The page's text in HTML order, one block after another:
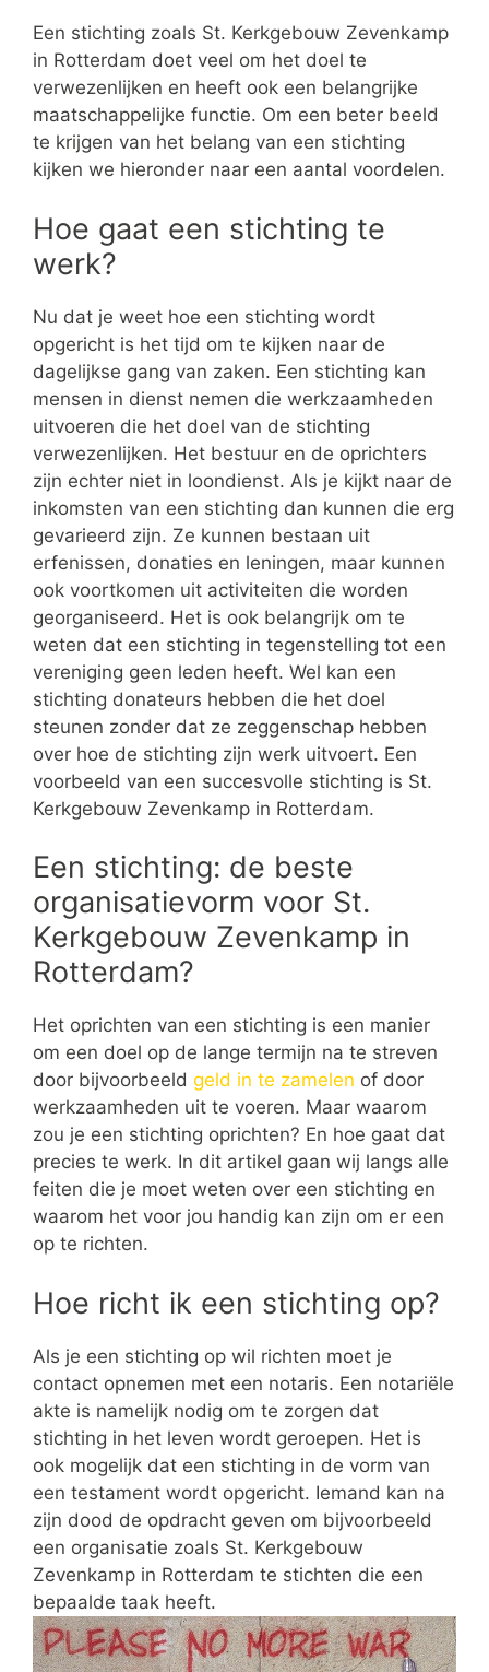
Een stichting zoals St. Kerkgebouw Zevenkamp
in Rotterdam doet veel om het doel te
verwezenlijken en heeft ook een belangrijke
maatschappelijke functie. Om een beter beeld
te krijgen van het belang van een stichting
kijken we hieronder naar een aantal voordelen.
Hoe gaat een stichting te
werk?
Nu dat je weet hoe een stichting wordt
opgericht is het tijd om te kijken naar de
dagelijkse gang van zaken. Een stichting kan
mensen in dienst nemen die werkzaamheden
uitvoeren die het doel van de stichting
verwezenlijken. Het bestuur en de oprichters
zijn echter niet in loondienst. Als je kijkt naar de
inkomsten van een stichting dan kunnen die erg
gevarieerd zijn. Ze kunnen bestaan uit
erfenissen, donaties en leningen, maar kunnen
ook voortkomen uit activiteiten die worden
georganiseerd. Het is ook belangrijk om te
weten dat een stichting in tegenstelling tot een
vereniging geen leden heeft. Wel kan een
stichting donateurs hebben die het doel
steunen zonder dat ze zeggenschap hebben
over hoe de stichting zijn werk uitvoert. Een
voorbeeld van een succesvolle stichting is St.
Kerkgebouw Zevenkamp in Rotterdam.
Een stichting: de beste
organisatievorm voor St.
Kerkgebouw Zevenkamp in
Rotterdam?
Het oprichten van een stichting is een manier
om een doel op de lange termijn na te streven
door bijvoorbeeld geld in te zamelen of door
werkzaamheden uit te voeren. Maar waarom
zou je een stichting oprichten? En hoe gaat dat
precies te werk. In dit artikel gaan wij langs alle
feiten die je moet weten over een stichting en
waarom het voor jou handig kan zijn om er een
op te richten.
Hoe richt ik een stichting op?
Als je een stichting op wil richten moet je
contact opnemen met een notaris. Een notariële
akte is namelijk nodig om te zorgen dat
stichting in het leven wordt geroepen. Het is
ook mogelijk dat een stichting in de vorm van
een testament wordt opgericht. Iemand kan na
zijn dood de opdracht geven om bijvoorbeeld
een organisatie zoals St. Kerkgebouw
Zevenkamp in Rotterdam te stichten die een
bepaalde taak heeft.